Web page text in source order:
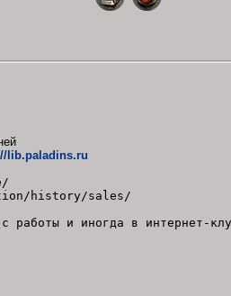
lib.paladins.ru
history/sales/
работы и иногда в интернет-